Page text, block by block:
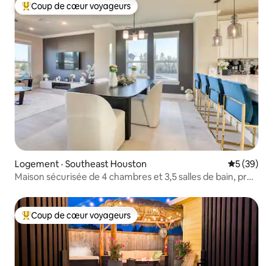
Coup de cœur voyageurs parmi les plus aimés
Coup de cœur voyageurs
Logement · Southeast Houston Note
5 (39)
Maison sécurisée de 4 chambres et 3,5 salles de bain, près
Coup de cœur voyageurs parmi les plus aimés
Coup de cœur voyageurs